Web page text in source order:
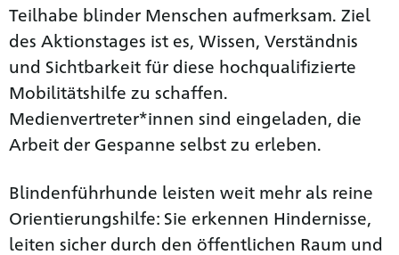
Teilhabe blinder Menschen aufmerksam. Ziel
des Aktionstages ist es, Wissen, Verständnis
und Sichtbarkeit für diese hochqualifizierte
Mobilitätshilfe zu schaffen.
Medienvertreter*innen sind eingeladen, die
Arbeit der Gespanne selbst zu erleben.
Blindenführhunde leisten weit mehr als reine
Orientierungshilfe: Sie erkennen Hindernisse,
leiten sicher durch den öffentlichen Raum und